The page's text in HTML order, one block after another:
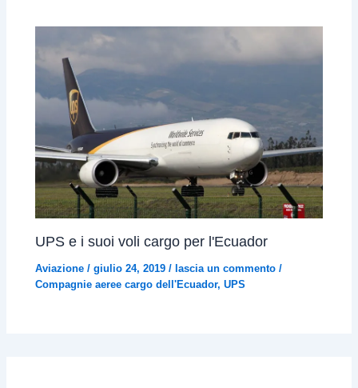
UPS e i suoi voli cargo per l'Ecuador
Aviazione /giulio 24, 2019/lascia un commento /
Compagnie aeree cargo dell'Ecuador,UPS